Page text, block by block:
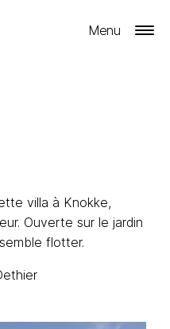
Menu
villa à Knokke,
Ouverte sur le jardin
flotter.